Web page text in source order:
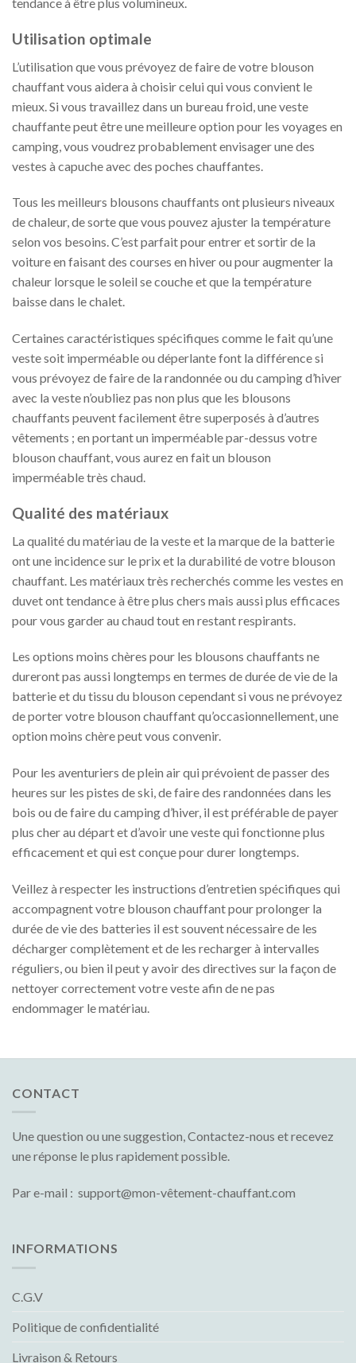
Utilisation optimale
L’utilisation que vous prévoyez de faire de votre blouson
chauffant vous aidera à choisir celui qui vous convient le
mieux. Si vous travaillez dans un bureau froid, une veste
chauffante peut être une meilleure option pour les voyages en
camping, vous voudrez probablement envisager une des
vestes à capuche avec des poches chauffantes.
Tous les meilleurs blousons chauffants ont plusieurs niveaux
de chaleur, de sorte que vous pouvez ajuster la température
selon vos besoins. C’est parfait pour entrer et sortir de la
voiture en faisant des courses en hiver ou pour augmenter la
chaleur lorsque le soleil se couche et que la température
baisse dans le chalet.
Certaines caractéristiques spécifiques comme le fait qu’une
veste soit imperméable ou déperlante font la différence si
vous prévoyez de faire de la randonnée ou du camping d’hiver
avec la veste n’oubliez pas non plus que les blousons
chauffants peuvent facilement être superposés à d’autres
vêtements ; en portant un imperméable par-dessus votre
blouson chauffant, vous aurez en fait un blouson
imperméable très chaud.
Qualité des matériaux
La qualité du matériau de la veste et la marque de la batterie
ont une incidence sur le prix et la durabilité de votre blouson
chauffant. Les matériaux très recherchés comme les vestes en
duvet ont tendance à être plus chers mais aussi plus efficaces
pour vous garder au chaud tout en restant respirants.
Les options moins chères pour les blousons chauffants ne
dureront pas aussi longtemps en termes de durée de vie de la
batterie et du tissu du blouson cependant si vous ne prévoyez
de porter votre blouson chauffant qu’occasionnellement, une
option moins chère peut vous convenir.
Pour les aventuriers de plein air qui prévoient de passer des
heures sur les pistes de ski, de faire des randonnées dans les
bois ou de faire du camping d’hiver, il est préférable de payer
plus cher au départ et d’avoir une veste qui fonctionne plus
efficacement et qui est conçue pour durer longtemps.
Veillez à respecter les instructions d’entretien spécifiques qui
accompagnent votre blouson chauffant pour prolonger la
durée de vie des batteries il est souvent nécessaire de les
décharger complètement et de les recharger à intervalles
réguliers, ou bien il peut y avoir des directives sur la façon de
nettoyer correctement votre veste afin de ne pas
endommager le matériau.
CONTACT
Une question ou une suggestion, Contactez-nous et recevez
une réponse le plus rapidement possible.
Par e-mail : support@mon-vêtement-chauffant.com
INFORMATIONS
C.G.V
Politique de confidentialité
Livraison & Retours